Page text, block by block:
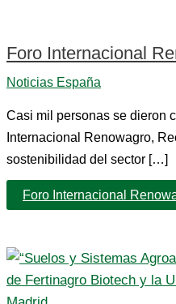
Foro Internacional
Noticias España
Casi mil personas se dieron
Internacional Renowagro,
sostenibilidad del sector […]
Foro Internacional